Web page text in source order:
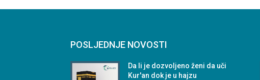
POSLJEDNJE NOVOSTI
Da li je dozvoljeno ženi da uči
Kur'an dok je u hajzu